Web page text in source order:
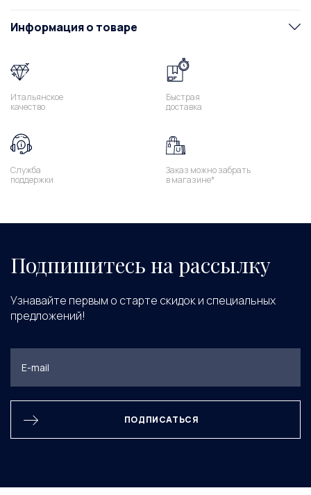
Информация о товаре
Итальянское
качество
Быстрая
доставка
Служба
поддержки
Заказ можно забрать
в магазине*
Подпишитесь на рассылку
Узнавайте первым о старте скидок и специальных
предложений!
ПОДПИСАТЬСЯ